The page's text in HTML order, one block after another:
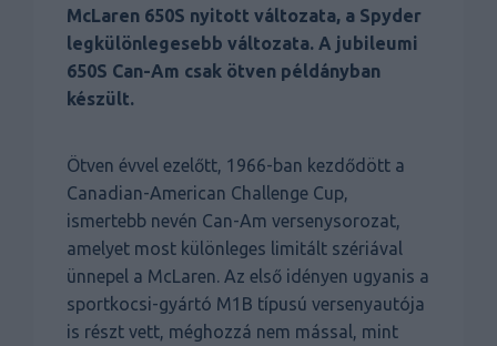
McLaren 650S nyitott változata, a Spyder
legkülönlegesebb változata. A jubileumi
650S Can-Am csak ötven példányban
készült.
Ötven évvel ezelőtt, 1966-ban kezdődött a
Canadian-American Challenge Cup,
ismertebb nevén Can-Am versenysorozat,
amelyet most különleges limitált szériával
ünnepel a McLaren. Az első idényen ugyanis a
sportkocsi-gyártó M1B típusú versenyautója
is részt vett, méghozzá nem mással, mint